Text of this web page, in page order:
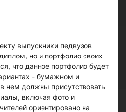
выпускники педвузов
но и портфолио своих
что данное портфолио будет
- бумажном и
нем должны присутствовать
включая фото и
ориентировано на